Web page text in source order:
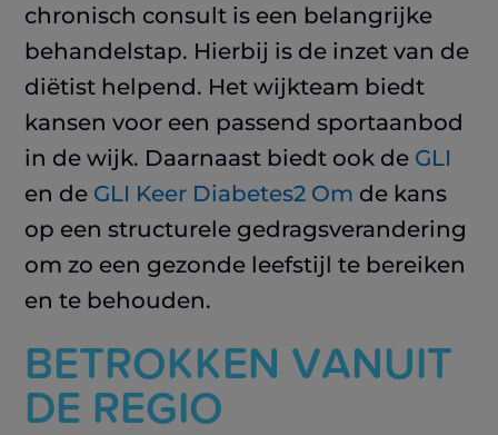
chronisch consult is een belangrijke
behandelstap. Hierbij is de inzet van de
diëtist helpend. Het wijkteam biedt
kansen voor een passend sportaanbod
in de wijk. Daarnaast biedt ook de GLI
en de GLI Keer Diabetes2 Om de kans
op een structurele gedragsverandering
om zo een gezonde leefstijl te bereiken
en te behouden.
BETROKKEN VANUIT
DE REGIO